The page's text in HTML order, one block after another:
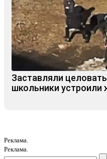
Заставляли
школьники
Реклама.
Реклама.